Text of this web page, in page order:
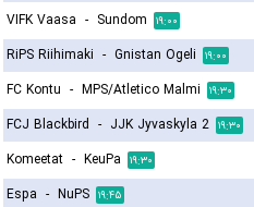
VIFK Vaasa - Sundom ۱۹:۰۰
RiPS Riihimaki - Gnistan Ogeli ۱۹:۰۰
FC Kontu - MPS/Atletico Malmi ۱۹:۳۰
FCJ Blackbird - JJK Jyvaskyla 2 ۱۹:۳۰
Komeetat - KeuPa ۱۹:۳۰
Espa - NuPS ۱۹:۴۵